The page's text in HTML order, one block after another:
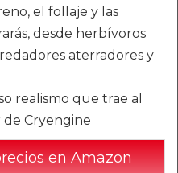
el follaje y las
desde herbívoros
aterradores y
realismo que trae al
Cryengine
en Amazon